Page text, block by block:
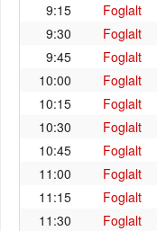
9:15
Foglalt
9:30
Foglalt
9:45
Foglalt
10:00
Foglalt
10:15
Foglalt
10:30
Foglalt
10:45
Foglalt
11:00
Foglalt
11:15
Foglalt
11:30
Foglalt